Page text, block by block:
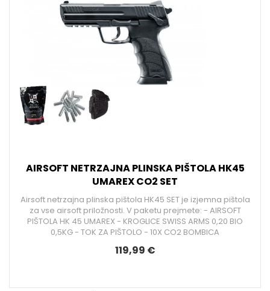
AIRSOFT NETRZAJNA PLINSKA PIŠTOLA HK45
UMAREX CO2 SET
Airsoft netrzajna plinska pištola HK45 SET je izjemna pištola
za vse airsoft priložnosti. V paketu prejmete: - AIRSOFT
PIŠTOLA HK 45 UMAREX - KROGLICE SWISS ARMS 0,20 BIO
0,5KG - TOK ZA PIŠTOLO - 10X CO2 BOMBICA
119,99 €